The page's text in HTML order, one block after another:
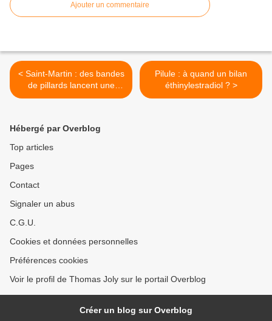
Ajouter un commentaire
< Saint-Martin : des bandes
de pillards lancent une
chasse aux Blancs générale
Pilule : à quand un bilan
éthinylestradiol ? >
Hébergé par Overblog
Top articles
Pages
Contact
Signaler un abus
C.G.U.
Cookies et données personnelles
Préférences cookies
Voir le profil de Thomas Joly sur le portail Overblog
Créer un blog sur Overblog